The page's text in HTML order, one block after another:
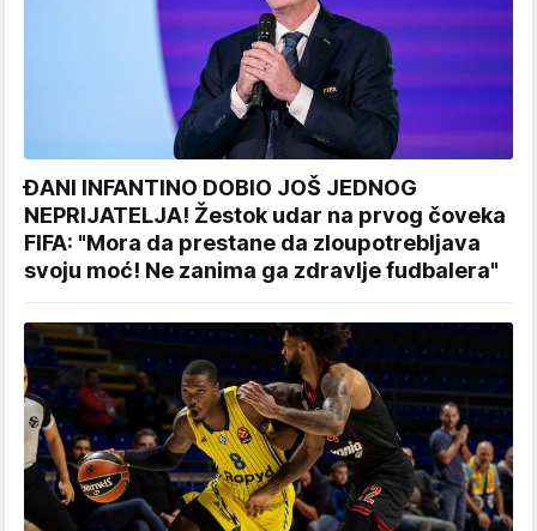
ĐANI INFANTINO DOBIO JOŠ JEDNOG
NEPRIJATELJA! Žestok udar na prvog čoveka
FIFA: "Mora da prestane da zloupotrebljava
svoju moć! Ne zanima ga zdravlje fudbalera"